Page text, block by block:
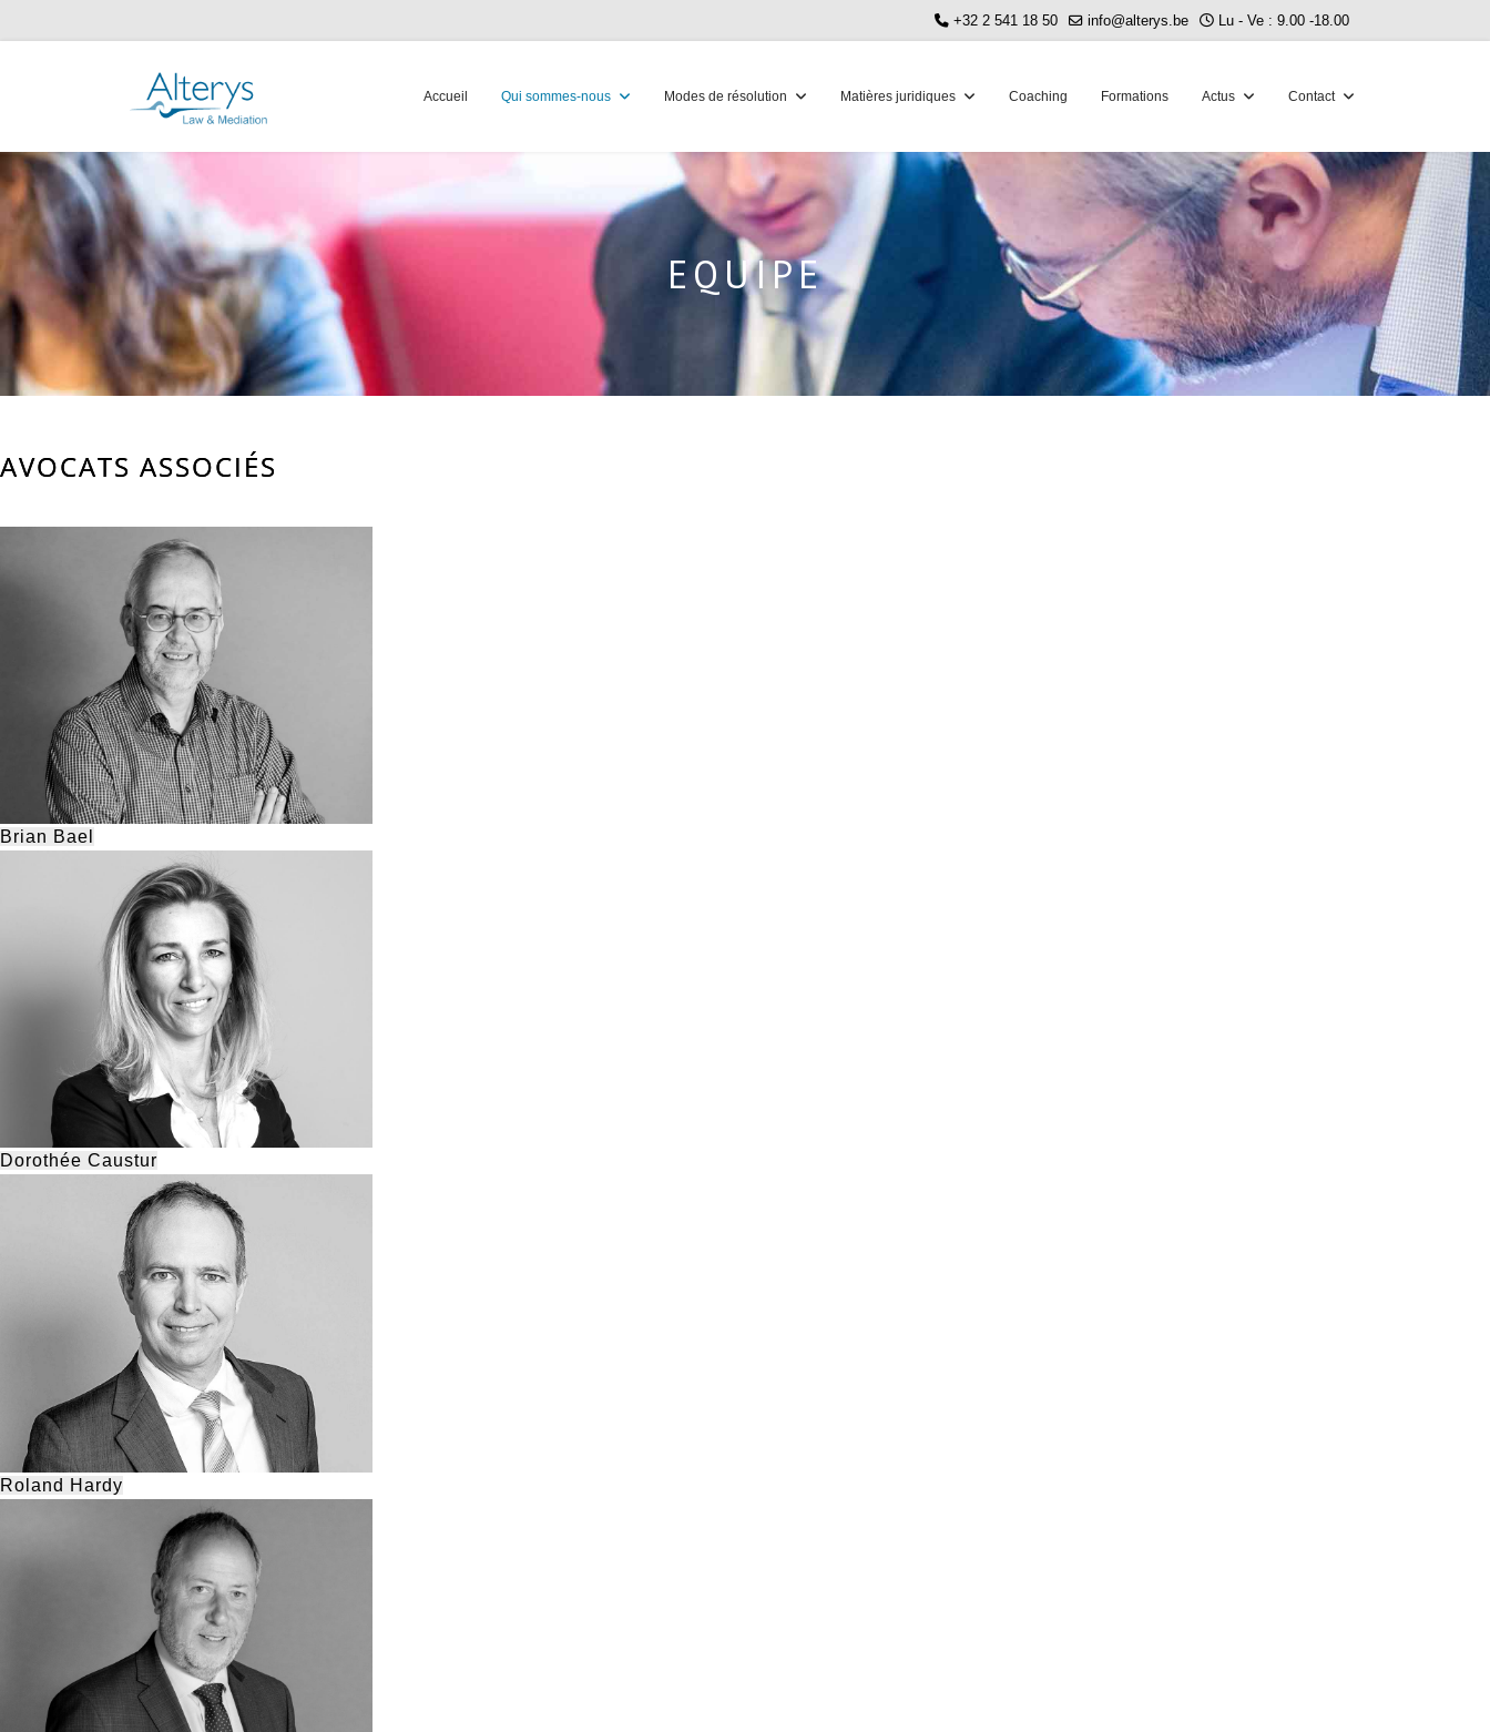
+32 2 541 18 50 info@alterys.be Lu - Ve : 9.00 -18.00
Accueil Qui sommes-nous Modes de résolution Matières juridiques Coaching Formations Actus Contact
EQUIPE
AVOCATS ASSOCIÉS
Brian Bael
Dorothée Caustur
Roland Hardy